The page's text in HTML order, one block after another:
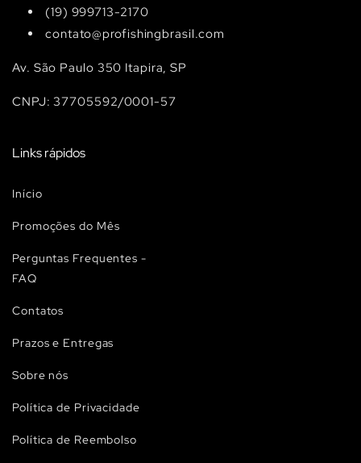
(19) 999713-2170
contato@profishingbrasil.com
Av. São Paulo 350 Itapira, SP
CNPJ: 37705592/0001-57
Links rápidos
Início
Promoções do Mês
Perguntas Frequentes -
FAQ
Contatos
Prazos e Entregas
Sobre nós
Política de Privacidade
Política de Reembolso